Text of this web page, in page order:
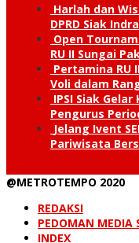
Harlah dan
DPRD Siak
Open
RU II Sungai
Pertamina RU
Voli dalam
IPSI Siak
Pengurus
Jelang Ivent
Pariwisata
@METROTEMPO 2020
REDAKSI
PEDOMAN MEDIA
INDEX